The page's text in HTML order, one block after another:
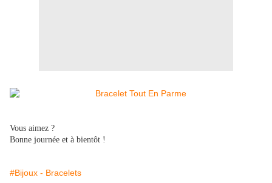
Vous aimez ?
Bonne journée et à bientôt !
#Bijoux - Bracelets